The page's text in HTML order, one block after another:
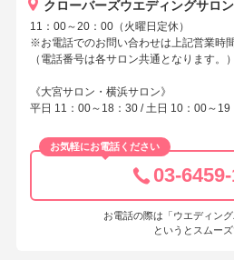
クローバーズウエディングサロン
11：00～20：00（火曜日定休）
※お電話でのお問い合わせは上記営業時
（電話番号は各サロン共通となります。）
《大宮サロン・横浜サロン》
平日 11：00～18：30 / 土日 10：00～19
お気軽にお電話ください
03-
お電話の際は「ウエディング
というとスムー